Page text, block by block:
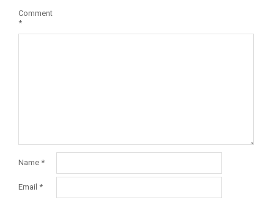
Comment
*
Name *
Email *